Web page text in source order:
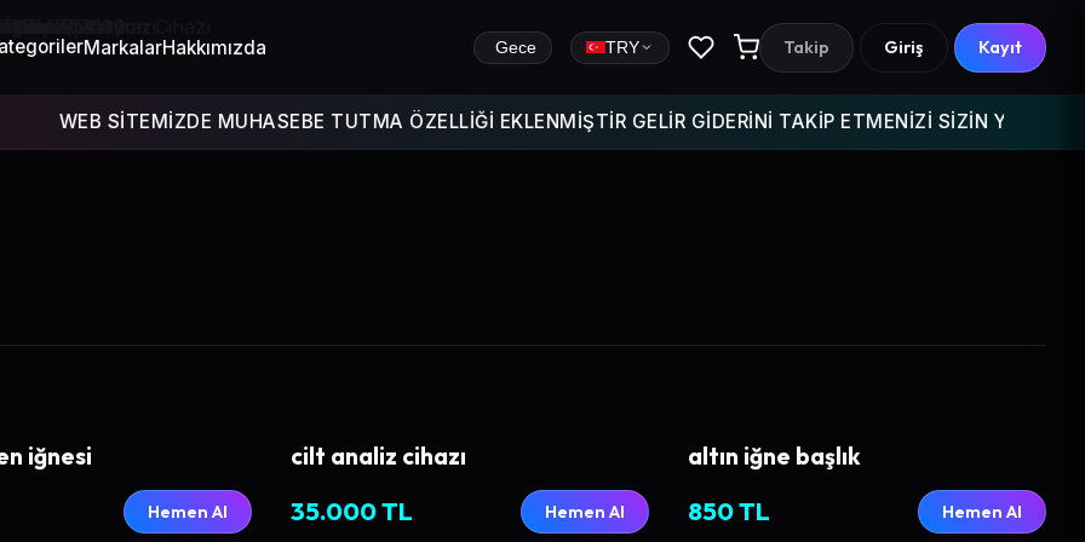
MarkalarHakkımızda Gece TRY Takip Giriş Kayıt
WEB SİTEMİZDE MUHASEBE TUTMA ÖZELLİĞİ EKLENMİŞTİR GELİR GİDERİNİ TAKİP ETMENİZİ SİZİN YERİNİZE O
iğnesi
Hemen Al
cilt analiz cihazı
35.000 TL Hemen Al
altın iğne başlık
850 TL Hemen Al